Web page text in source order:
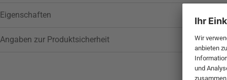
Eigenschaften
Angaben zur Produktsicherheit